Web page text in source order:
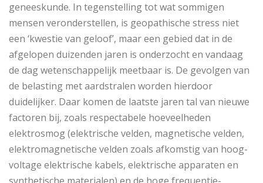
geneeskunde. In tegenstelling tot wat sommigen
mensen veronderstellen, is geopathische stress niet
een ‘kwestie van geloof’, maar een gebied dat in de
afgelopen duizenden jaren is onderzocht en vandaag
de dag wetenschappelijk meetbaar is. De gevolgen van
de belasting met aardstralen worden hierdoor
duidelijker. Daar komen de laatste jaren tal van nieuwe
factoren bij, zoals respectabele hoeveelheden
elektrosmog (elektrische velden, magnetische velden,
elektromagnetische velden zoals afkomstig van hoog-
voltage elektrische kabels, elektrische apparaten en